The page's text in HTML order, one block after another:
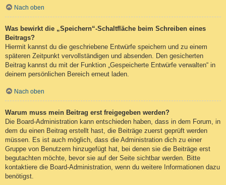
Nach oben
Was bewirkt die „Speichern“-Schaltfläche beim Schreiben eines
Beitrags?
Hiermit kannst du die geschriebene Entwürfe speichern und zu einem
späteren Zeitpunkt vervollständigen und absenden. Den gesicherten
Beitrag kannst du mit der Funktion „Gespeicherte Entwürfe verwalten“ in
deinem persönlichen Bereich erneut laden.
Nach oben
Warum muss mein Beitrag erst freigegeben werden?
Die Board-Administration kann entschieden haben, dass in dem Forum, in
dem du einen Beitrag erstellt hast, die Beiträge zuerst geprüft werden
müssen. Es ist auch möglich, dass die Administration dich zu einer
Gruppe von Benutzern hinzugefügt hat, bei denen sie die Beiträge erst
begutachten möchte, bevor sie auf der Seite sichtbar werden. Bitte
kontaktiere die Board-Administration, wenn du weitere Informationen dazu
benötigst.